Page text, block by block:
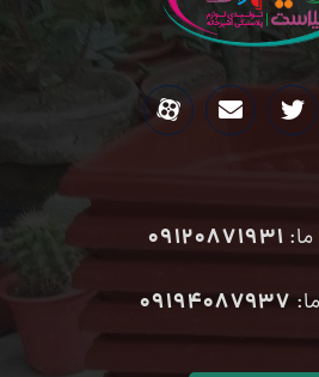
ما:09120871931
۰۹۱۹۴۰۸۷۹۳۷